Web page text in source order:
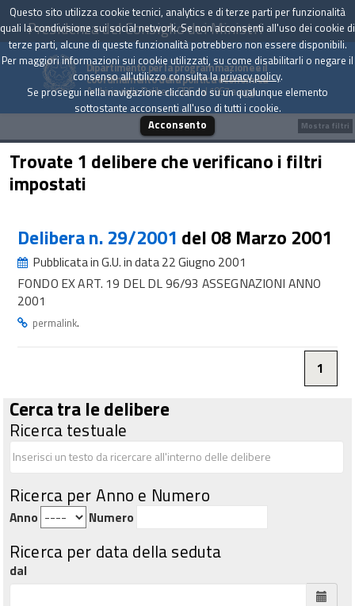
Presidenza del Consiglio dei Ministri
Dipartimento per la programmazione e il
coordinamento della politica economica
Archivio delle Delibere CIPE dal 1967 a oggi
Trovate 1 delibere che verificano i filtri
impostati
Delibera n. 29/2001 del 08 Marzo 2001
Pubblicata in G.U. in data 22 Giugno 2001
FONDO EX ART. 19 DEL DL 96/93 ASSEGNAZIONI ANNO
2001
permalink.
1
Cerca tra le delibere
Ricerca testuale
Ricerca per Anno e Numero
Anno Numero
Ricerca per data della seduta
dal
Mostra filtri
Questo sito utilizza cookie tecnici, analytics e di terze parti per funzionalità
quali la condivisione sui social network. Se non acconsenti all'uso dei cookie di
terze parti, alcune di queste funzionalità potrebbero non essere disponibili.
Per maggiori informazioni sui cookie utilizzati, su come disabilitarli o negare il
consenso all'utilizzo consulta laprivacy policy.
Se prosegui nella navigazione cliccando su un qualunque elemento
sottostante acconsenti all'uso di tutti i cookie.
Acconsento